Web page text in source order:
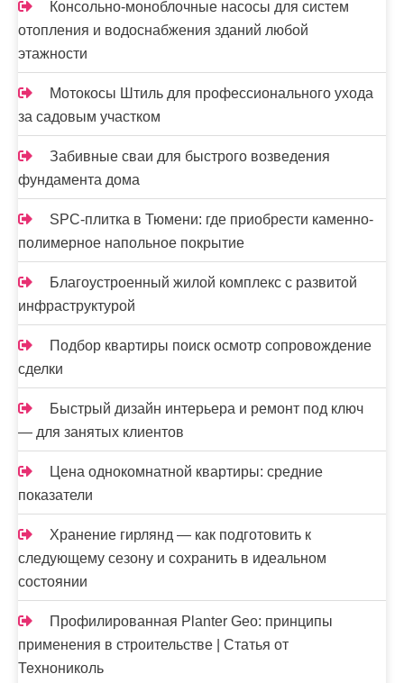
Консольно-моноблочные насосы для систем
отопления и водоснабжения зданий любой
этажности
Мотокосы Штиль для профессионального ухода
за садовым участком
Забивные сваи для быстрого возведения
фундамента дома
SPC-плитка в Тюмени: где приобрести каменно-
полимерное напольное покрытие
Благоустроенный жилой комплекс с развитой
инфраструктурой
Подбор квартиры поиск осмотр сопровождение
сделки
Быстрый дизайн интерьера и ремонт под ключ
— для занятых клиентов
Цена однокомнатной квартиры: средние
показатели
Хранение гирлянд — как подготовить к
следующему сезону и сохранить в идеальном
состоянии
Профилированная Planter Geo: принципы
применения в строительстве | Статья от
Технониколь